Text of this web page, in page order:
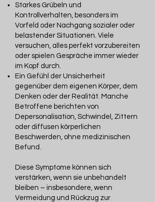
Starkes Grübeln und
Kontrollverhalten, besonders im
Vorfeld oder Nachgang sozialer oder
belastender Situationen. Viele
versuchen, alles perfekt vorzubereiten
oder spielen Gespräche immer wieder
im Kopf durch.
Ein Gefühl der Unsicherheit
gegenüber dem eigenen Körper, dem
Denken oder der Realität. Manche
Betroffene berichten von
Depersonalisation, Schwindel, Zittern
oder diffusen körperlichen
Beschwerden, ohne medizinischen
Befund.
Diese Symptome können sich
verstärken, wenn sie unbehandelt
bleiben – insbesondere, wenn
Vermeidung und Rückzug zur